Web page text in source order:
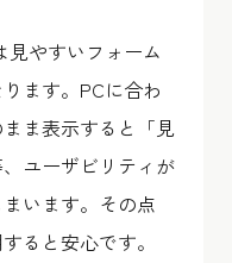
見やすいフォーム
ます。PCに合わ
ま表示すると「見
ユーザビリティが
います。その点
ると安心です。